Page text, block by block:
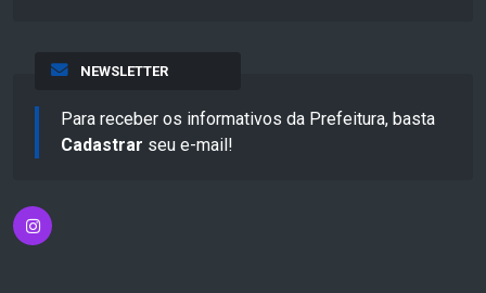
NEWSLETTER
Para receber os informativos da Prefeitura, basta
Cadastrar seu e-mail!